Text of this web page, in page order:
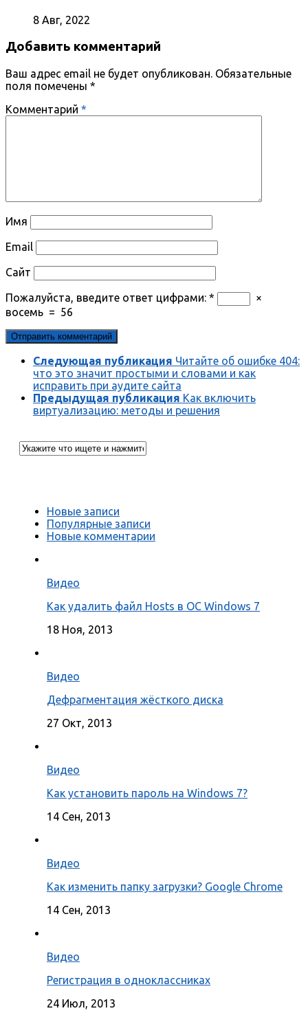
8 Авг, 2022
Добавить комментарий
Ваш адрес email не будет опубликован. Обязательные
поля помечены *
Комментарий *
Имя
Email
Сайт
Пожалуйста, введите ответ цифрами: *
×
восемь = 56
Следующая публикация Читайте об ошибке 404:
что это значит простыми и словами и как
исправить при аудите сайта
Предыдущая публикация Как включить
виртуализацию: методы и решения
Новые записи
Популярные записи
Новые комментарии
Видео
Как удалить файл Hosts в ОС Windows 7
18 Ноя, 2013
Видео
Дефрагментация жёсткого диска
27 Окт, 2013
Видео
Как установить пароль на Windows 7?
14 Сен, 2013
Видео
Как изменить папку загрузки? Google Chrome
14 Сен, 2013
Видео
Регистрация в одноклассниках
24 Июл, 2013